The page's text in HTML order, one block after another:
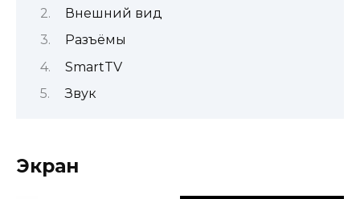
Внешний вид
Разъёмы
SmartTV
Звук
Экран